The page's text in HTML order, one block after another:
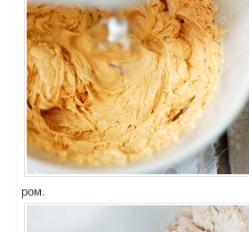
ром.